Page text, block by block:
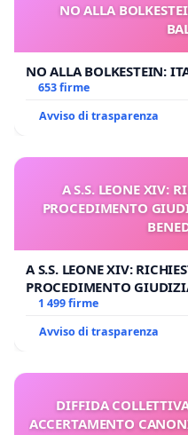
NO ALLA
NO ALLA BOLKESTEIN:
653 firme
Avviso di trasparenza
A S.S. LEONE XIV:
PROCEDIMENTO
A S.S. LEONE XIV:
PROCEDIMENTO
BENEDETTO XVI
1 499 firme
Avviso di trasparenza
DIFFIDA
ACCERTAMENTO